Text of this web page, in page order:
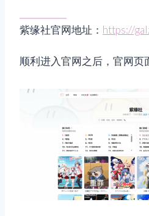
紫缘社官网地址： https://
顺利进入官网之后，官网页